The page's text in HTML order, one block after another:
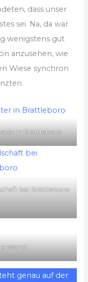
dass unser
sei. Na, da war
wenigstens gut
anzusehen, wie
Wiese synchron
in Brattleboro
bei Brattleboro
World
genau auf der